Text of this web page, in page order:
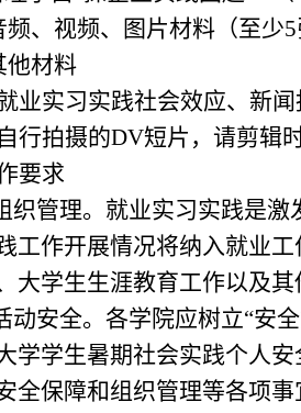
频、视频、图片材料（至少
他材料
业实习实践社会效应、新闻
行拍摄的DV短片，请剪辑
要求
织管理。 就业实习实践是激
工作开展情况将纳入就业
大学生生涯教育工作以及其
动安全。 各学院应树立“安
学学生暑期社会实践个人
全保障和组织管理等各项